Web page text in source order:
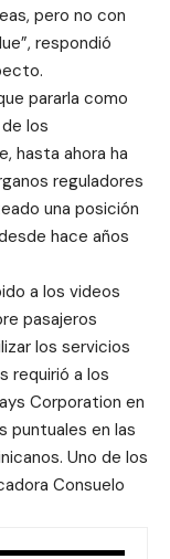
pero no con
respondió
pararla como
los
hasta ahora ha
reguladores
una posición
hace años
a los videos
pasajeros
los servicios
requirió a los
Corporation en
puntuales en las
Uno de los
Consuelo